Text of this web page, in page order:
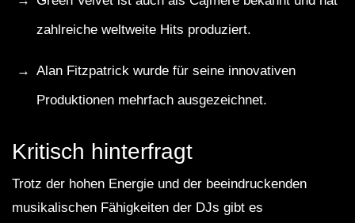
zahlreiche weltweite Hits produziert.
Alan Fitzpatrick wurde für seine innovativen
Produktionen mehrfach ausgezeichnet.
Kritisch hinterfragt
Trotz der hohen Energie und der beeindruckenden
musikalischen Fähigkeiten der DJs gibt es